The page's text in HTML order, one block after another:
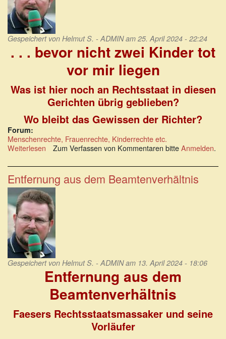
Gespeichert von Helmut S. - ADMINam 25. April 2024 - 22:24
. . . bevor nicht zwei Kinder tot
vor mir liegen
Was ist hier noch an Rechtsstaat in diesen
Gerichten übrig geblieben?
Wo bleibt das Gewissen der Richter?
Forum:
Menschenrechte, Frauenrechte, Kinderrechte etc.
Weiterlesen über
nicht
zwei
Kinder
tot
vor
mir
liegen
Zum Verfassen von Kommentaren bitteAnmelden.
Entfernung aus dem Beamtenverhältnis
Gespeichert von Helmut S. - ADMINam 13. April 2024 - 18:06
Entfernung aus dem
Beamtenverhältnis
Faesers Rechtsstaatsmassaker und seine
Vorläufer